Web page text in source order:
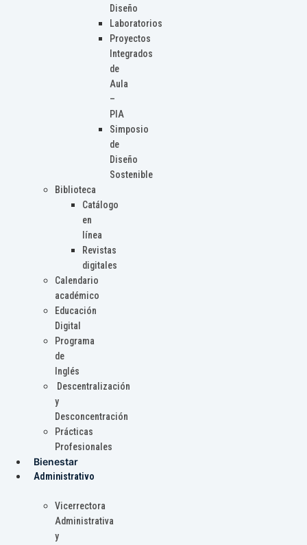
Diseño
Laboratorios
Proyectos
Integrados
de
Aula
–
PIA
Simposio
de
Diseño
Sostenible
Biblioteca
Catálogo
en
línea
Revistas
digitales
Calendario
académico
Educación
Digital
Programa
de
Inglés
Descentralización
y
Desconcentración
Prácticas
Profesionales
Bienestar
Administrativo
Vicerrectora
Administrativa
y